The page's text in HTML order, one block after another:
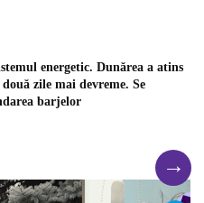
energetic. Dunărea a atins
zile mai devreme. Se
barjelor
→